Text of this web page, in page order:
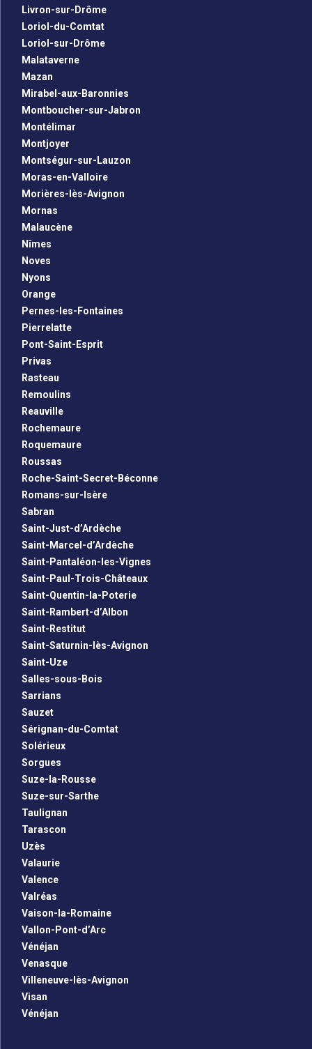
Livron-sur-Drôme
Loriol-du-Comtat
Loriol-sur-Drôme
Malataverne
Mazan
Mirabel-aux-Baronnies
Montboucher-sur-Jabron
Montélimar
Montjoyer
Montségur-sur-Lauzon
Moras-en-Valloire
Morières-lès-Avignon
Mornas
Malaucène
Nîmes
Noves
Nyons
Orange
Pernes-les-Fontaines
Pierrelatte
Pont-Saint-Esprit
Privas
Rasteau
Remoulins
Reauville
Rochemaure
Roquemaure
Roussas
Roche-Saint-Secret-Béconne
Romans-sur-Isère
Sabran
Saint-Just-d’Ardèche
Saint-Marcel-d’Ardèche
Saint-Pantaléon-les-Vignes
Saint-Paul-Trois-Châteaux
Saint-Quentin-la-Poterie
Saint-Rambert-d’Albon
Saint-Restitut
Saint-Saturnin-lès-Avignon
Saint-Uze
Salles-sous-Bois
Sarrians
Sauzet
Sérignan-du-Comtat
Solérieux
Sorgues
Suze-la-Rousse
Suze-sur-Sarthe
Taulignan
Tarascon
Uzès
Valaurie
Valence
Valréas
Vaison-la-Romaine
Vallon-Pont-d’Arc
Vénéjan
Venasque
Villeneuve-lès-Avignon
Visan
Vénéjan